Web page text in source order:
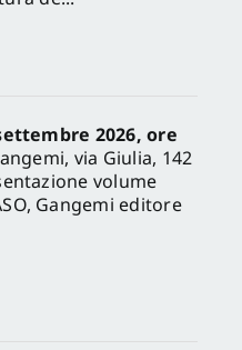
2026, ore
via Giulia, 142
volume
Gangemi editore